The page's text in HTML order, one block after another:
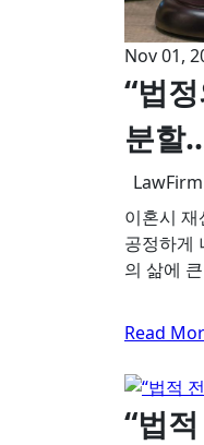
Nov 01,
“법
분할
LawFirm
이혼시
공정하게
의 삶에
Read
“법